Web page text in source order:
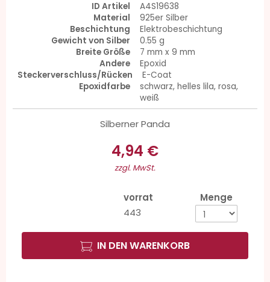
ID Artikel
A4S19638
Material
925er Silber
Beschichtung
Elektrobeschichtung
Gewicht von Silber
0.55 g
Breite Größe
7 mm x 9 mm
Andere
Epoxid
Steckerverschluss/Rücken
E-Coat
Epoxidfarbe
schwarz, helles lila, rosa,
weiß
Silberner Panda
4,94 €
zzgl. MwSt.
vorrat
443
Menge
IN DEN WARENKORB